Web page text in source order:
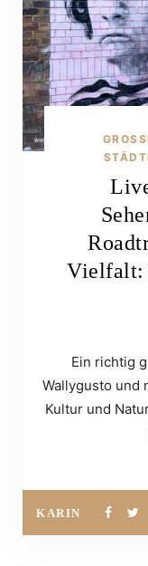
Vielfalt:
Ein richtig
Wallygusto und
Kultur und
KARIN